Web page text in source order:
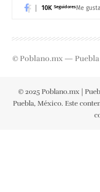
10K SeguidoresMe gusta
© Poblano.mx — Puebla
© 2025 Poblano.mx |
Puebla, México. Este